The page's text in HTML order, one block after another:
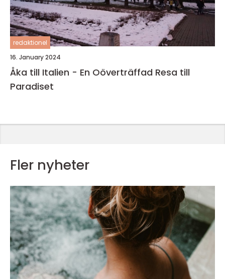
redaktionel
16. January 2024
Åka till Italien - En Oöverträffad Resa till
Paradiset
Fler nyheter